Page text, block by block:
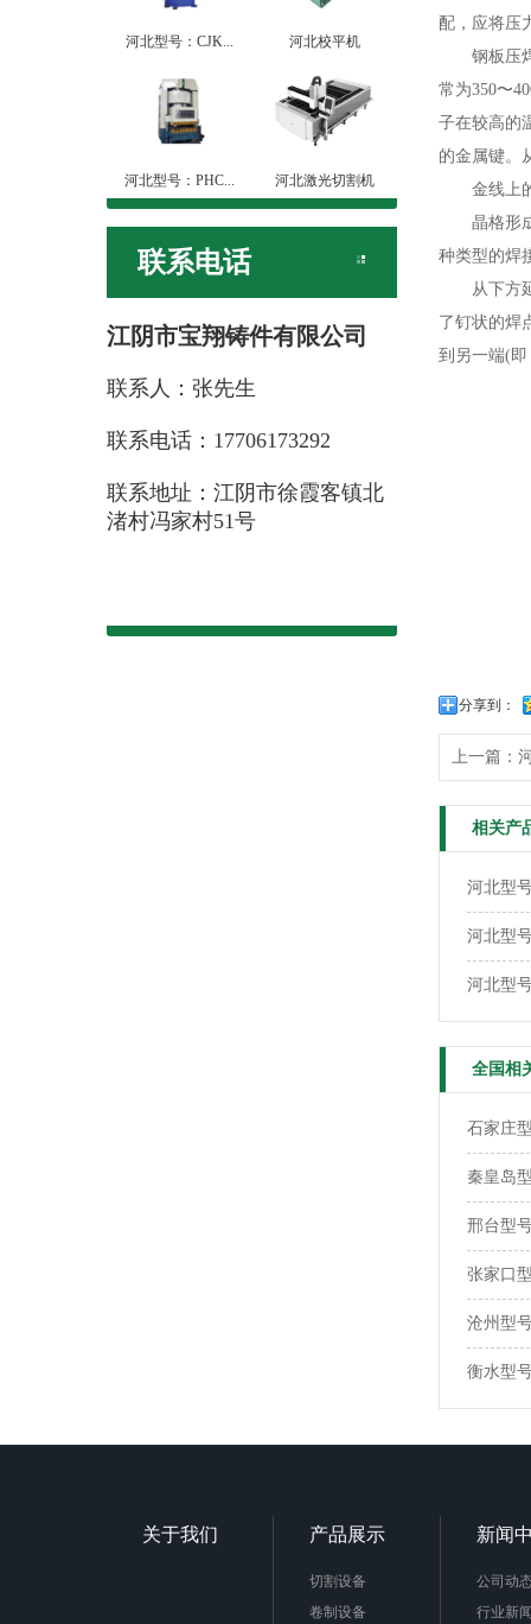
河北型号：CJK... 河北校平机
河北型号：PHC... 河北激光切割机
联系电话
江阴市宝翔铸件有限公司
联系人：张先生
联系电话：17706173292
联系地址：江阴市徐霞客镇北
渚村冯家村51号
配，应将压
钢板压焊
常为350〜
子在较高的
的金属键。
金线上的
晶格形成
种类型的焊
从下方延
了钉状的焊
到另一端(
分享到：
上一篇：
相关产
河北型
河北型
河北型
全国相
石家庄
秦皇岛
邢台型
张家口
沧州型
衡水型
关于我们 产品展示
切割设备
卷制设备
新闻
公司动
行业新